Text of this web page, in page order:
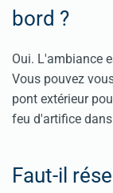
bord ?
Oui. L'ambiance
Vous pouvez
pont extérieur
feu d'artifice
Faut-il